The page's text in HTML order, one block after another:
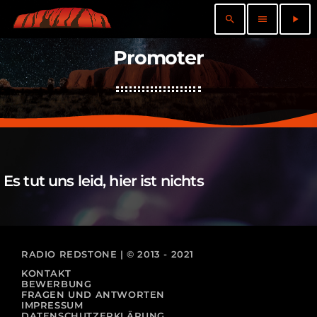
search menu play_arrow
Promoter
Es tut uns leid, hier ist nichts
RADIO REDSTONE | © 2013 - 2021
KONTAKT
BEWERBUNG
FRAGEN UND ANTWORTEN
IMPRESSUM